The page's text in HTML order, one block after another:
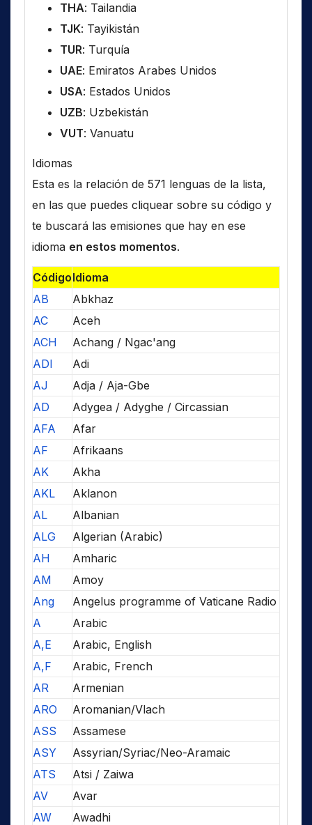
THA: Tailandia
TJK: Tayikistán
TUR: Turquía
UAE: Emiratos Arabes Unidos
USA: Estados Unidos
UZB: Uzbekistán
VUT: Vanuatu
Idiomas
Esta es la relación de 571 lenguas de la lista,
en las que puedes cliquear sobre su código y
te buscará las emisiones que hay en ese
idioma en estos momentos.
CódigoIdioma
AB
Abkhaz
AC
Aceh
ACH
Achang / Ngac'ang
ADI
Adi
AJ
Adja / Aja-Gbe
AD
Adygea / Adyghe / Circassian
AFA
Afar
AF
Afrikaans
AK
Akha
AKL
Aklanon
AL
Albanian
ALG
Algerian (Arabic)
AH
Amharic
AM
Amoy
Ang
Angelus programme of Vaticane Radio
A
Arabic
A,E
Arabic, English
A,F
Arabic, French
AR
Armenian
ARO
Aromanian/Vlach
ASS
Assamese
ASY
Assyrian/Syriac/Neo-Aramaic
ATS
Atsi / Zaiwa
AV
Avar
AW
Awadhi